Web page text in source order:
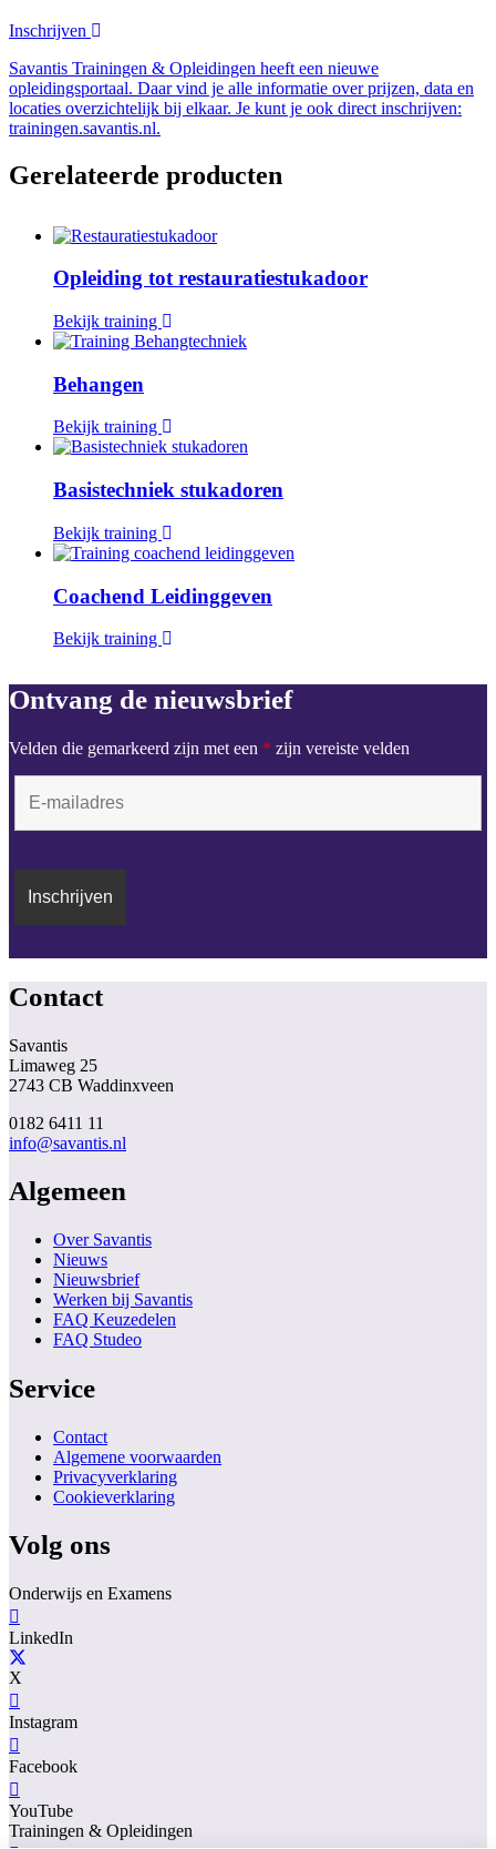
Inschrijven
Savantis Trainingen & Opleidingen heeft een nieuwe
opleidingsportaal. Daar vind je alle informatie over prijzen, data en
locaties overzichtelijk bij elkaar. Je kunt je ook direct inschrijven:
trainingen.savantis.nl.
Gerelateerde producten
Opleiding tot restauratiestukadoor
Bekijk training
Behangen
Bekijk training
Basistechniek stukadoren
Bekijk training
Coachend Leidinggeven
Bekijk training
Ontvang de nieuwsbrief
Velden die gemarkeerd zijn met een * zijn vereiste velden
Contact
Savantis
Limaweg 25
2743 CB Waddinxveen
0182 6411 11
info@savantis.nl
Algemeen
Over Savantis
Nieuws
Nieuwsbrief
Werken bij Savantis
FAQ Keuzedelen
FAQ Studeo
Service
Contact
Algemene voorwaarden
Privacyverklaring
Cookieverklaring
Volg ons
Onderwijs en Examens
LinkedIn
X
Instagram
Facebook
YouTube
Trainingen & Opleidingen